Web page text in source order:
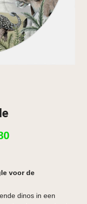
voor de
dinos in een